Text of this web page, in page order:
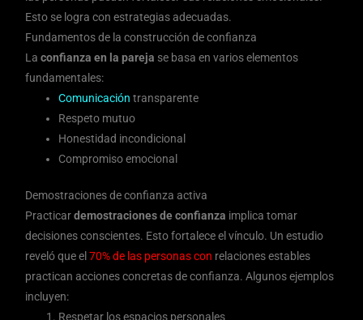
Esto se logra con estrategias adecuadas.
Fundamentos de la construcción de confianza
Laconfianza en la pareja se basa en varios elementos
fundamentales:
Comunicación transparente
Respeto mutuo
Honestidad incondicional
Compromiso emocional
Demostraciones de confianza activa
Practicardemostraciones de confianza implica tomar
decisiones conscientes. Esto fortalece el vínculo. Un estudio
reveló que el70% de las personas con relaciones estables
practican acciones concretas de confianza. Algunos ejemplos
incluyen:
Respetar los espacios personales